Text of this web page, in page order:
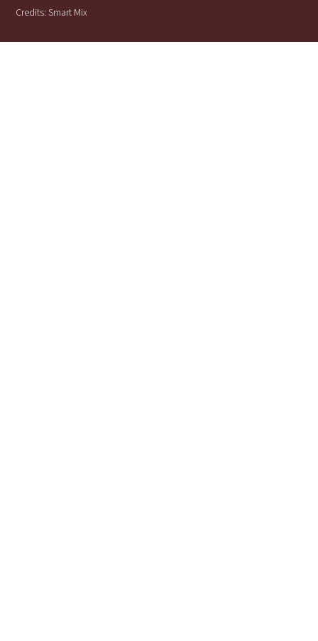
Credits:Smart Mix